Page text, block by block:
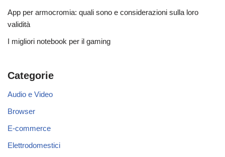
App per armocromia: quali sono e considerazioni sulla loro
validità
I migliori notebook per il gaming
Categorie
Audio e Video
Browser
E-commerce
Elettrodomestici